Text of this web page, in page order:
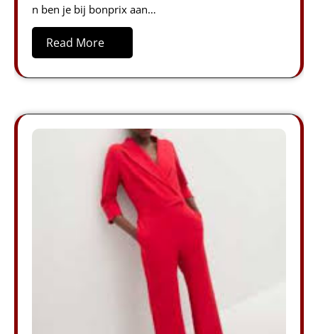
n ben je bij bonprix aan…
Read More